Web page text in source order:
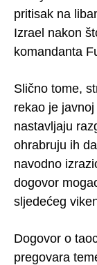
pritisak na
Izrael nakon
komandanta
Slično tome,
rekao je
nastavljaju
ohrabruju ih
navodno
dogovor
sljedećeg
Dogovor o
pregovara